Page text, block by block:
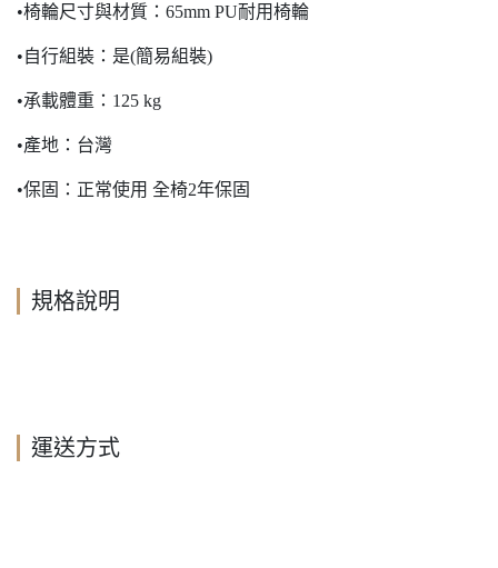
•椅輪尺寸與材質：65mm PU耐用椅輪
•自行組裝：是(簡易組裝)
•承載體重：125 kg
•產地：台灣
•保固：正常使用 全椅2年保固
規格說明
運送方式